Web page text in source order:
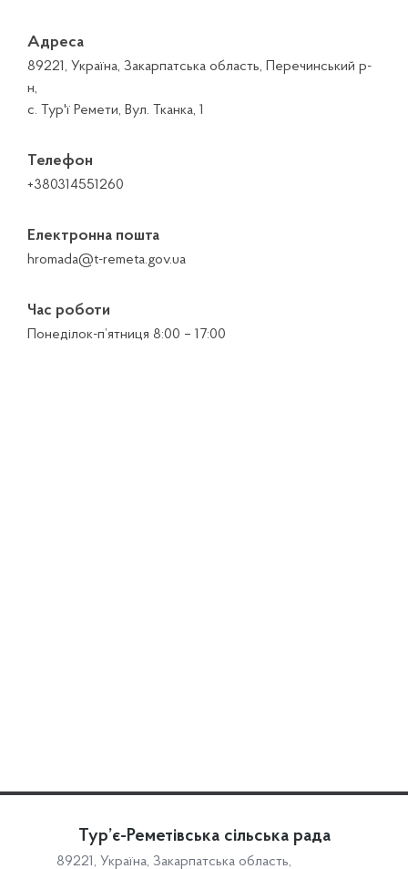
Адреса
89221, Україна, Закарпатська область, Перечинський р-
н,
с. Тур'ї Ремети, Вул. Тканка, 1
Телефон
+380314551260
Електронна пошта
hromada@t-remeta.gov.ua
Час роботи
Понеділок-п’ятниця 8:00 – 17:00
Тур’є-Реметівська сільська рада
89221, Україна, Закарпатська область,